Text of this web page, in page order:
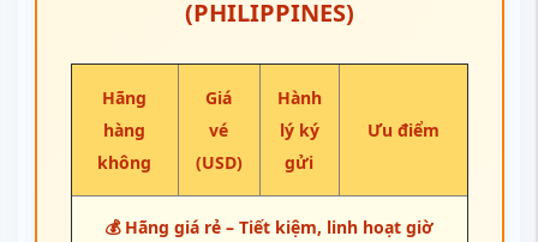
(PHILIPPINES)
Hãng
hàng
không
Giá
vé
(USD)
Hành
lý ký
gửi
Ưu điểm
💰 Hãng giá rẻ – Tiết kiệm, linh hoạt giờ